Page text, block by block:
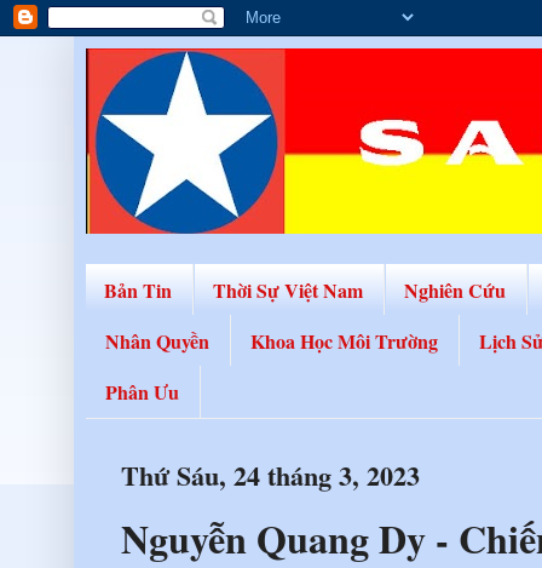
Bản Tin Thời Sự Việt Nam
Nghiên Cứu
Nhân Quyền
Khoa Học Môi Trường
Lịch
Phân Ưu
Thứ Sáu, 24 tháng 3, 2023
Nguyễn Quang Dy -